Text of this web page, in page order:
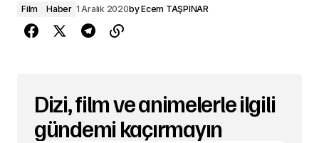
Film Haber 1 Aralık 2020byEcem TAŞPINAR
Dizi, film ve animelerle ilgili
gündemi kaçırmayın